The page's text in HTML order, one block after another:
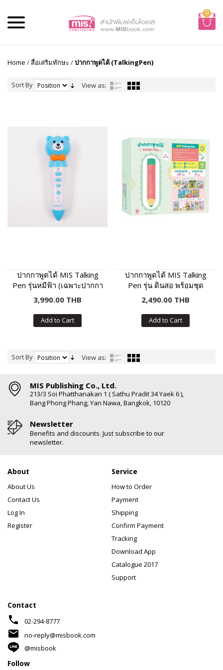
0
Home /สื่อเสริมทักษะ /ปากกาพูดได้ (TalkingPen)
Sort By View as:
ปากกาพูดได้ MIS Talking
Pen รุ่นหมีฟ้า (เฉพาะปากกา
พูดได้ ไม่มีหนังสือในชุด)
3,990.00 THB
Add to Cart
ปากกาพูดได้ MIS Talking
Pen รุ่น ดินสอ พร้อมชุด
หนังสือเสริมภาษา พัฒนา IQ
2,490.00 THB
Add to Cart
Sort By View as:
MIS Publishing Co., Ltd.
213/3 Soi Phatthanakan 1 ( Sathu Pradit 34 Yaek 6 ),
Bang Phong Phang, Yan Nawa, Bangkok, 10120
Newsletter
Benefits and discounts. Just subscribe to our
newsletter.
About
About Us
Contact Us
Log In
Register
Service
How to Order
Payment
Shipping
Confirm Payment
Tracking
Download App
Catalogue 2017
Support
Contact
phone 02-294-8777
mail
no-reply@misbook.com
@misbook
Follow